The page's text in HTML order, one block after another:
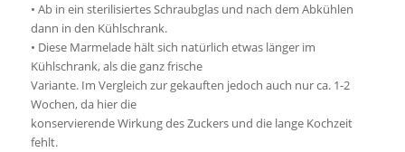
• Ab in ein sterilisiertes Schraubglas und nach dem Abkühlen
dann in den Kühlschrank.
• Diese Marmelade hält sich natürlich etwas länger im
Kühlschrank, als die ganz frische
Variante. Im Vergleich zur gekauften jedoch auch nur ca. 1-2
Wochen, da hier die
konservierende Wirkung des Zuckers und die lange Kochzeit
fehlt.